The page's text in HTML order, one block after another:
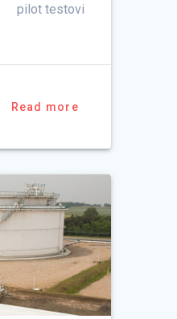
pilot testovi
Read more